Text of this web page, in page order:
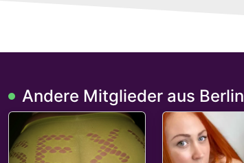
Andere Mitglieder aus Berlin